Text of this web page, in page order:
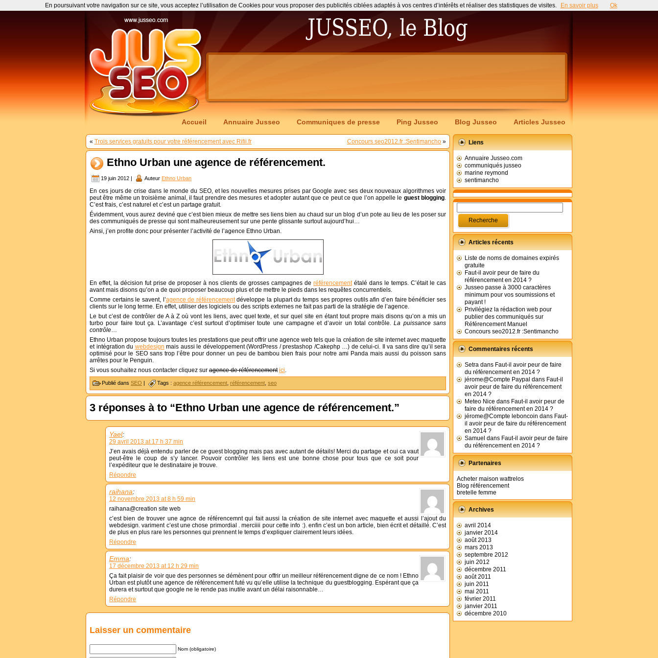
Accueil Annuaire Jusseo Communiques de presse Ping Jusseo Blog Jusseo Articles Jusseo
« Trois services gratuits pour votre référencement avec Rifii.fr Concours seo2012.fr :Sentimancho »
Ethno Urban une agence de référencement.
19 juin 2012 | Auteur Ethno Urban
En ces jours de crise dans le monde du SEO, et les nouvelles mesures prises par Google avec ses deux nouveaux algorithmes voir
peut être même un troisième animal, il faut prendre des mesures et adopter autant que ce peut ce que l’on appelle le guest blogging
C’est frais, c’est naturel et c’est un partage gratuit.
Évidemment, vous aurez deviné que c’est bien mieux de mettre ses liens bien au chaud sur un blog d’un pote au lieu de les poser sur
des communiqués de presse qui sont malheureusement sur une pente glissante surtout aujourd’hui…
Ainsi, j’en profite donc pour présenter l’activité de l’agence Ethno Urban.
En effet, la décision fut prise de proposer à nos clients de grosses campagnes de référencementétalé dans le temps. C’était le cas
avant mais disons qu’on a de quoi proposer beaucoup plus et de mettre le pieds dans les requêtes concurrentiels.
Comme certains le savent, l’agence de référencementdéveloppe la plupart du temps ses propres outils afin d’en faire bénéficier ses
clients sur le long terme. En effet, utiliser des logiciels ou des scripts externes ne fait pas parti de la stratégie de l’agence.
Le but c’est de contrôler de A à Z où vont les liens, avec quel texte, et sur quel site en étant tout propre mais disons qu’on a mis un
turbo pour faire tout ça. L’avantage c’est surtout d’optimiser toute une campagne et d’avoir un total contrôle.La puissance sans
contrôle
Ethno Urban propose toujours toutes les prestations que peut offrir une agence web tels que la création de site internet avec maquette
et intégration du webdesign mais aussi le développement (WordPress / prestashop /Cakephp …) de celui-ci. Il va sans dire qu’il sera
optimisé pour le SEO sans trop l’être pour donner un peu de bambou bien frais pour notre ami Panda mais aussi du poisson sans
arrêtes pour le Penguin.
Si vous souhaitez nous contacter cliquez sur agence de référencement ici
Publié dans SEO | Tags : agence référencement référencement seo
3 réponses à to “Ethno Urban une agence de référencement.”
Yael:
29 avril 2013 at 17 h 37 min
J’en avais déjà entendu parler de ce guest blogging mais pas avec autant de détails! Merci du partage et oui ca vaut
peut-être le coup de s’y lancer. Pouvoir contrôler les liens est une bonne chose pour tous que ce soit pour
l’expéditeur que le destinataire je trouve.
Répondre
raihana:
12 novembre 2013 at 8 h 59 min
raihana@creation site web
c’est bien de trouver une agnce de référencemnt qui fait aussi la création de site internet avec maquette et aussi l’ajout du
webdesign. variment c’est une chose primordial . merciiii pour cette info :). enfin c’est un bon article, bien écrit et détaillé. C’est
de plus en plus rare les personnes qui prennent le temps d’expliquer clairement leurs idées.
Répondre
Emma:
17 décembre 2013 at 12 h 29 min
Ça fait plaisir de voir que des personnes se démènent pour offrir un meilleur référencement digne de ce nom ! Ethno
Urban est plutôt une agence de référencement futé vu qu’elle utilise la technique du guestblogging. Espérant que ça
durera et surtout que google ne le rende pas inutile avant un délai raisonnable…
Répondre
Laisser un commentaire
Nom (obligatoire)
Liens
Annuaire Jusseo.com
communiqués jusseo
marine reymond
sentimancho
Articles récents
Liste de noms de domaines expirés
gratuite
Faut-il avoir peur de faire du
référencement en 2014 ?
Jusseo passe à 3000 caractères
minimum pour vos soumissions et
payant !
Privilégiez la rédaction web pour
publier des communiqués sur
Référencement Manuel
Concours seo2012.fr :Sentimancho
Commentaires récents
Setra dans Faut-il avoir peur de faire
du référencement en 2014 ?
jérome@Compte Paypal dans Faut-il
avoir peur de faire du référencement
en 2014 ?
Meteo Nice dans Faut-il avoir peur de
faire du référencement en 2014 ?
jérome@Compte leboncoin dans Faut-
il avoir peur de faire du référencement
en 2014 ?
Samuel dans Faut-il avoir peur de faire
du référencement en 2014 ?
Partenaires
Acheter maison wattrelos
Blog référencement
bretelle femme
Archives
avril 2014
janvier 2014
août 2013
mars 2013
septembre 2012
juin 2012
décembre 2011
août 2011
juin 2011
mai 2011
février 2011
janvier 2011
décembre 2010
En poursuivant votre navigation sur ce site, vous acceptez l’utilisation de Cookies pour vous proposer des publicités ciblées adaptés à vos centres d’intérêts et réaliser des statistiques de visites. En savoir plus Ok